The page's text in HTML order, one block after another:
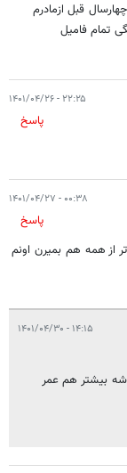
قبل ازمادرم
تمام فامیل
۲۲:۲۵ - ۱۴۰۱/۰۴/۲۶
پاسخ
۰۰:۳۸ - ۱۴۰۱/۰۴/۲۷
پاسخ
از همه هم بمیرن اونم
۱۴:۱۵ - ۱۴۰۱/۰۴/۳۰
بیشتر هم عمر